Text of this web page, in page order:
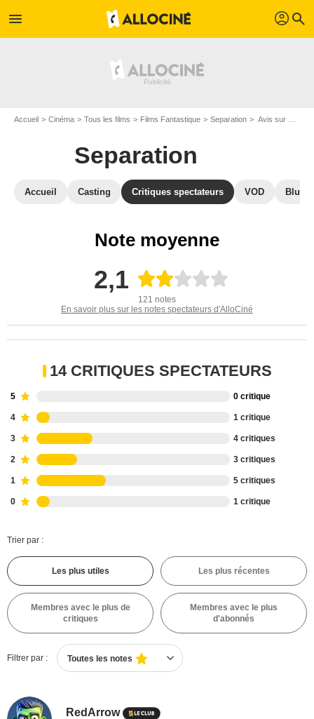
menu profil search
Accueil Cinéma Tous les films Films Fantastique Separation Avis sur Separation
Separation
Accueil Casting Critiques spectateurs VOD Blu-
Note moyenne
2,1
121 notes
En savoir plus sur les notes spectateurs d'AlloCiné
14 CRITIQUES SPECTATEURS
5 0 critique
4 1 critique
3 4 critiques
2 3 critiques
1 5 critiques
0 1 critique
Trier par :
Les plus utiles Les plus récentes
Membres avec le plus de
critiques
Membres avec le plus
d'abonnés
Filtrer par : Toutes les notes
RedArrow